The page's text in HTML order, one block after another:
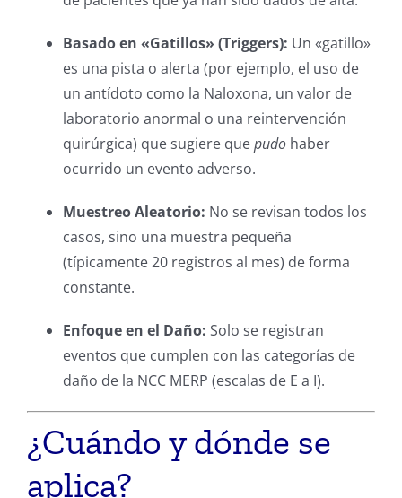
Basado en «Gatillos» (Triggers): Un «gatillo»
es una pista o alerta (por ejemplo, el uso de
un antídoto como la Naloxona, un valor de
laboratorio anormal o una reintervención
quirúrgica) que sugiere quepudohaber
ocurrido un evento adverso.
Muestreo Aleatorio: No se revisan todos los
casos, sino una muestra pequeña
(típicamente 20 registros al mes) de forma
constante.
Enfoque en el Daño: Solo se registran
eventos que cumplen con las categorías de
daño de la NCC MERP (escalas de E a I).
¿Cuándo y dónde se
aplica?